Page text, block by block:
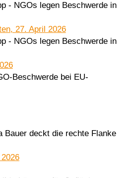
- NGOs legen Beschwerde in
27. April 2026
- NGOs legen Beschwerde in
Beschwerde bei EU-
Bauer deckt die rechte Flanke